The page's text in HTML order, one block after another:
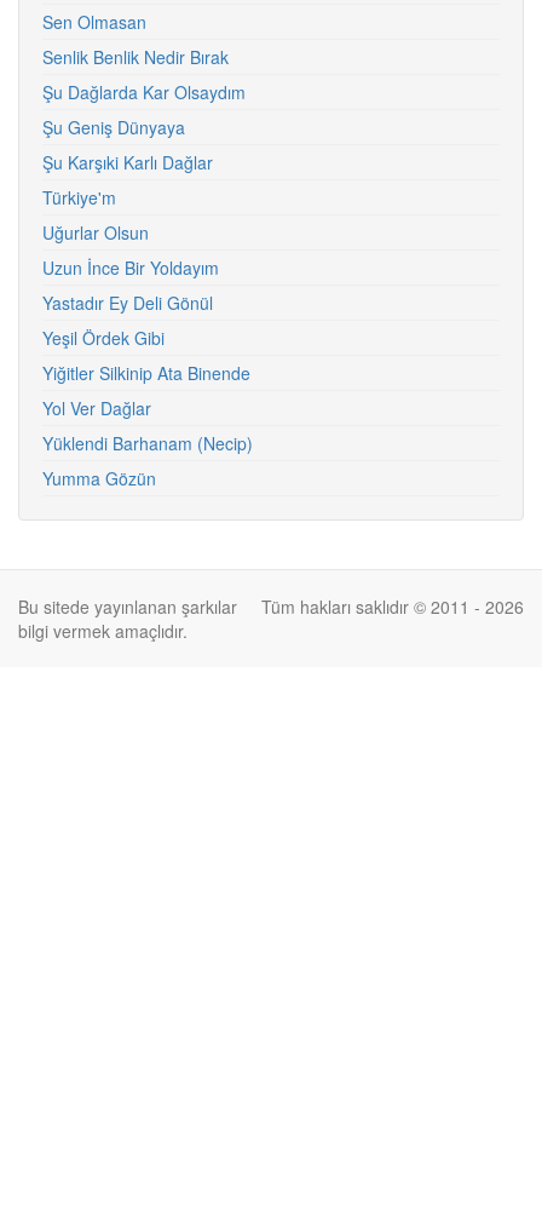
Sen Olmasan
Senlik Benlik Nedir Bırak
Şu Dağlarda Kar Olsaydım
Şu Geniş Dünyaya
Şu Karşıki Karlı Dağlar
Türkiye'm
Uğurlar Olsun
Uzun İnce Bir Yoldayım
Yastadır Ey Deli Gönül
Yeşil Ördek Gibi
Yiğitler Silkinip Ata Binende
Yol Ver Dağlar
Yüklendi Barhanam (Necip)
Yumma Gözün
Tüm hakları saklıdır © 2011 - 2026
Bu sitede yayınlanan şarkılar
bilgi vermek amaçlıdır.